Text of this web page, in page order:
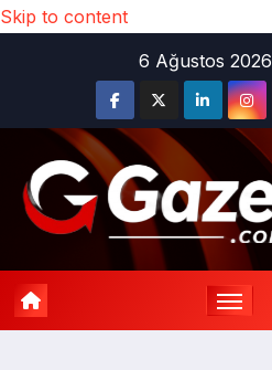
Skip to content
6 Ağustos 2026